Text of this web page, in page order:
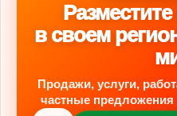
в своем
Продажи, услуги,
частные предложения